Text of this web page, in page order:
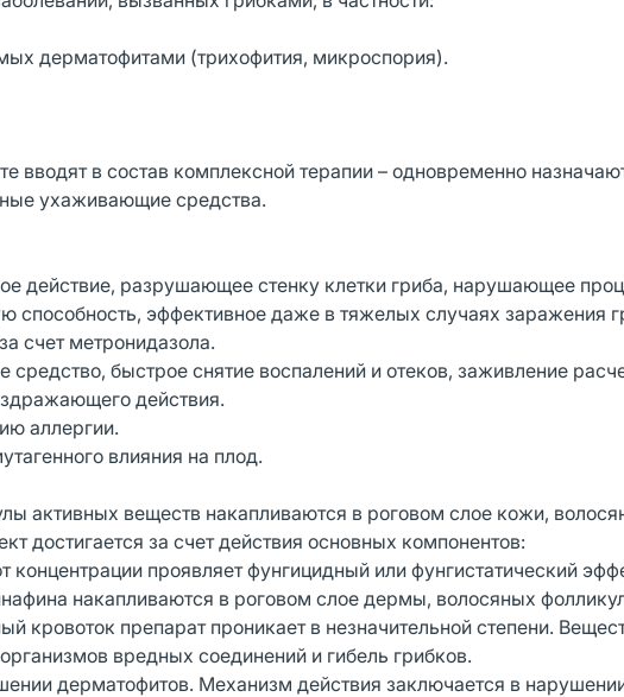
дерматофитами (трихофития, микроспория).
вводят в состав комплексной терапии – одновременно
ухаживающие средства.
действие, разрушающее стенку клетки гриба, нарушающее
способность, эффективное даже в тяжелых случаях заражения
счет метронидазола.
быстрое снятие воспалений и отеков, заживление
действия.
аллергии.
влияния на плод.
активных веществ накапливаются в роговом слое кожи,
достигается за счет действия основных компонентов:
концентрации проявляет фунгицидный или фунгистатический
накапливаются в роговом слое дермы, волосяных
кровоток препарат проникает в незначительной степени.
вредных соединений и гибель грибков.
дерматофитов. Механизм действия заключается в